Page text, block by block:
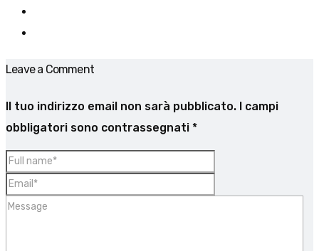
Leave a Comment
Il tuo indirizzo email non sarà pubblicato.
I campi
obbligatori sono contrassegnati *